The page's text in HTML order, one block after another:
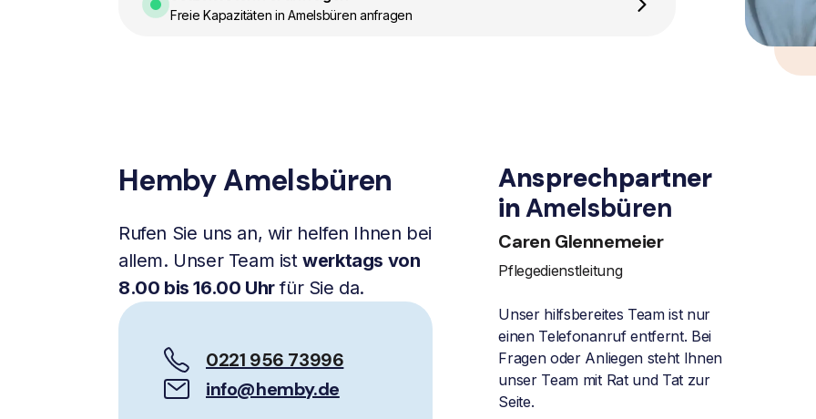
Freie Kapazitäten in Amelsbüren anfragen
Hemby Amelsbüren
Rufen Sie uns an, wir helfen Ihnen bei
allem. Unser Team istwerktags von
8.00 bis 16.00 Uhrfür Sie da.
0221 956 73996
info@hemby.de
Ansprechpartner
inAmelsbüren
Caren Glennemeier
Pflegedienstleitung
Unser hilfsbereites Team ist nur
einen Telefonanruf entfernt. Bei
Fragen oder Anliegen steht Ihnen
unser Team mit Rat und Tat zur
Seite.